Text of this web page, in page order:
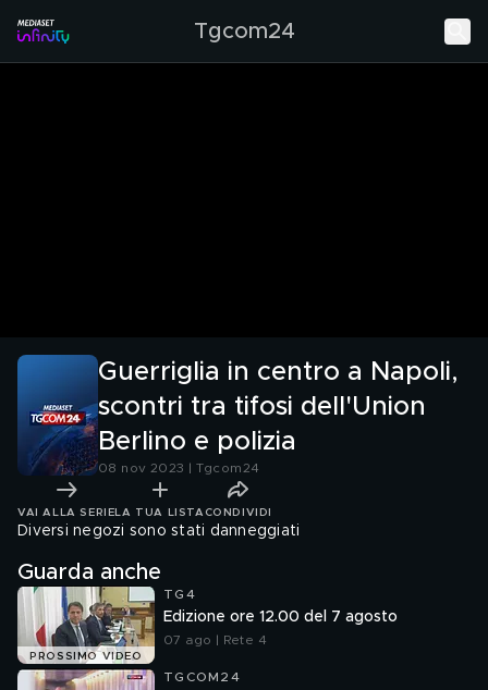
Tgcom24
Guerriglia in centro a Napoli,
scontri tra tifosi dell'Union
Berlino e polizia
08 nov 2023 | Tgcom24
VAI ALLA SERIE LA TUA LISTA CONDIVIDI
Diversi negozi sono stati danneggiati
Guarda anche
PROSSIMO VIDEO
TG4
Edizione ore 12.00 del 7 agosto
07 ago | Rete 4
TGCOM24